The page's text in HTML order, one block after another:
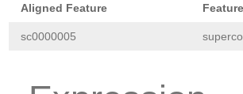
Aligned Feature
sc0000005